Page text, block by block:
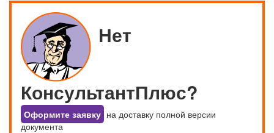
Нет
КонсультантПлюс?
Оформите заявку на доставку полной версии
документа